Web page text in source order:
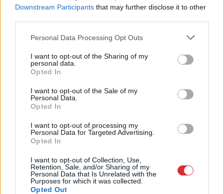
Downstream Participants that may further disclose it to other
Please note that this website/app uses one or more Google
not limited to your visit or usage behaviour. You may click to
grant or deny consent to Google and its third-party tags to
use your data for below specified purposes in below Google
consent section.
Personal Data Processing Opt Outs
I want to opt-out of the Sharing of my
personal data.
Opted In
I want to opt-out of the Sale of my
Personal Data.
Opted In
I want to opt-out of processing my
Personal Data for Targeted Advertising.
Opted In
I want to opt-out of Collection, Use,
Retention, Sale, and/or Sharing of my
Personal Data that Is Unrelated with the
Purposes for which it was collected.
Opted Out
Bez diploma, darba un izbijis slepkava!?
Vai tiešām jebkurš var kandidēt Saeimas
Lasīt citas ziņas
Sadarbības projekts